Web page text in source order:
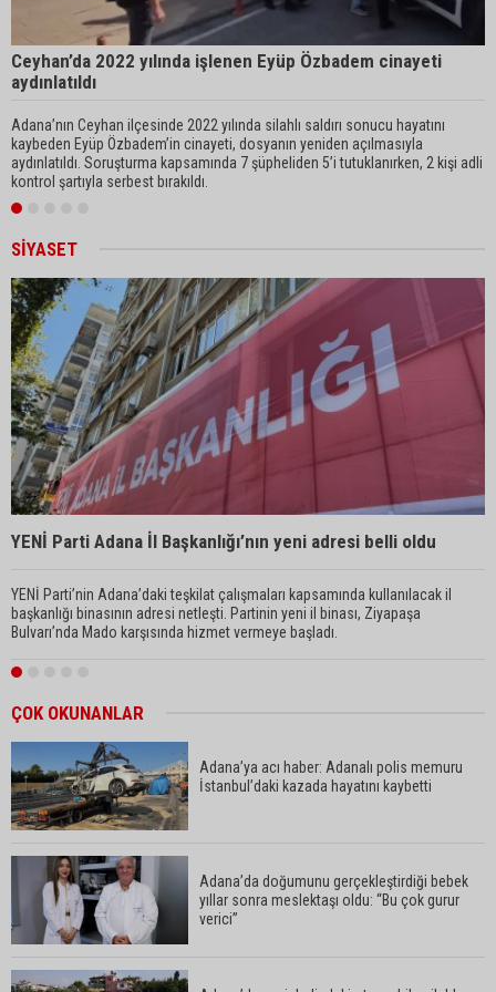
Selamlık Sofra Miras Evi açılışa hazırlanıyor
Kayıp Alzheimer hastası 5 gün sonra ölü bulundu
Ceyhan’da 2022 yılında işlenen Eyüp Özbadem cinayeti
aydınlatıldı
Adana’nın Ceyhan ilçesinde 2022 yılında silahlı saldırı sonucu hayatını
kaybeden Eyüp Özbadem’in cinayeti, dosyanın yeniden açılmasıyla
aydınlatıldı. Soruşturma kapsamında 7 şüpheliden 5’i tutuklanırken, 2 kişi adli
kontrol şartıyla serbest bırakıldı.
SİYASET
YENİ Parti Adana İl Başkanlığı’nın yeni adresi belli oldu
YENİ Parti’nin Adana’daki teşkilat çalışmaları kapsamında kullanılacak il
başkanlığı binasının adresi netleşti. Partinin yeni il binası, Ziyapaşa
Bulvarı’nda Mado karşısında hizmet vermeye başladı.
ÇOK OKUNANLAR
Adana’ya acı haber: Adanalı polis memuru
İstanbul’daki kazada hayatını kaybetti
Adana’da doğumunu gerçekleştirdiği bebek
yıllar sonra meslektaşı oldu: “Bu çok gurur
verici”